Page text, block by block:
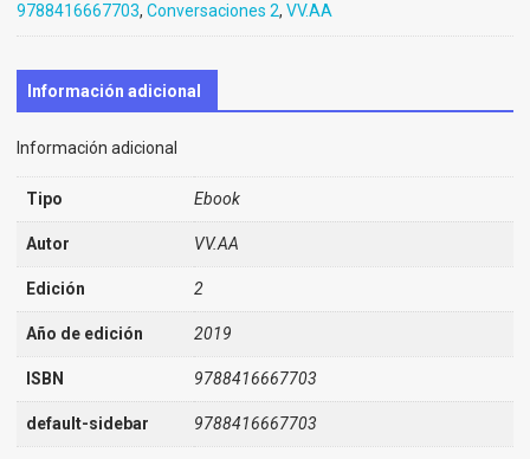
9788416667703, Conversaciones 2, VV.AA
Información adicional
Información adicional
Tipo Ebook
Autor VV.AA
Edición 2
Año de edición 2019
ISBN 9788416667703
default-sidebar 9788416667703